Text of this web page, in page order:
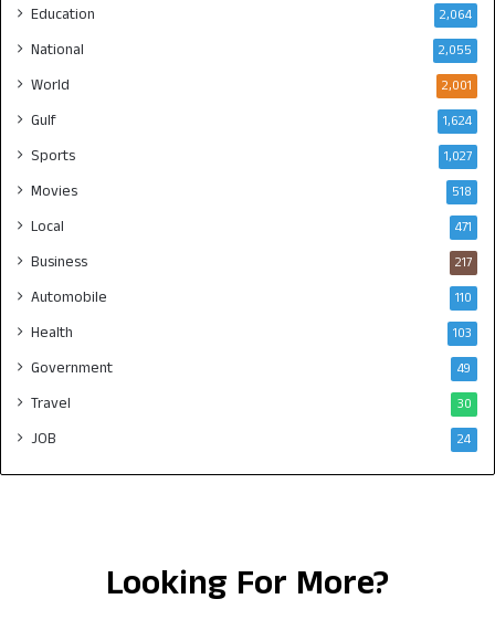
Education 2,064
National 2,055
World 2,001
Gulf 1,624
Sports 1,027
Movies 518
Local 471
Business 217
Automobile 110
Health 103
Government 49
Travel 30
JOB 24
Looking For More?